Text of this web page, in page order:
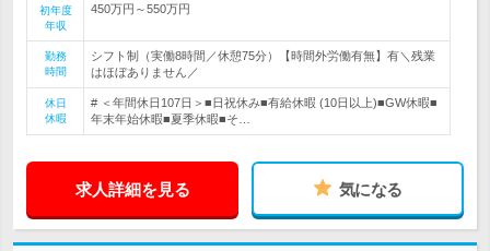
初年度
年収
450万円～550万円
勤務
時間
シフト制（実働8時間／休憩75分）【時間外労働有無】有＼残業
はほぼありません／
休日
休暇
# ＜年間休日107日＞■日祝休み■有給休暇 (10日以上)■GW休暇■
年末年始休暇■夏季休暇■そ…
求人詳細を見る 気になる